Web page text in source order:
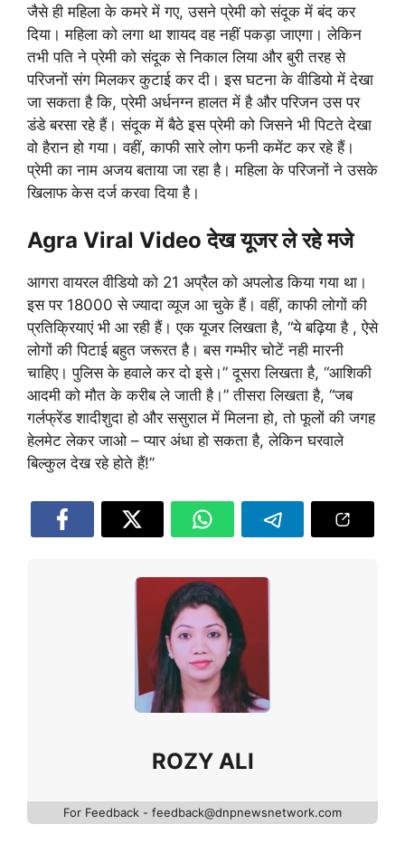
जैसे ही महिला के कमरे में गए, उसने प्रेमी को संदूक में बंद कर
दिया। महिला को लगा था शायद वह नहीं पकड़ा जाएगा। लेकिन
तभी पति ने प्रेमी को संदूक से निकाल लिया और बुरी तरह से
परिजनों संग मिलकर कुटाई कर दी। इस घटना के वीडियो में देखा
जा सकता है कि, प्रेमी अर्धनग्न हालत में है और परिजन उस पर
डंडे बरसा रहे हैं। संदूक में बैठे इस प्रेमी को जिसने भी पिटते देखा
वो हैरान हो गया। वहीं, काफी सारे लोग फनी कमेंट कर रहे हैं।
प्रेमी का नाम अजय बताया जा रहा है। महिला के परिजनों ने उसके
खिलाफ केस दर्ज करवा दिया है।
Agra Viral Video देख यूजर ले रहे मजे
आगरा वायरल वीडियो को 21 अप्रैल को अपलोड किया गया था।
इस पर 18000 से ज्यादा व्यूज आ चुके हैं। वहीं, काफी लोगों की
प्रतिक्रियाएं भी आ रही हैं। एक यूजर लिखता है, “ये बढ़िया है , ऐसे
लोगों की पिटाई बहुत जरूरत है। बस गम्भीर चोटें नही मारनी
चाहिए। पुलिस के हवाले कर दो इसे।” दूसरा लिखता है, “आशिकी
आदमी को मौत के करीब ले जाती है।” तीसरा लिखता है, “जब
गर्लफ्रेंड शादीशुदा हो और ससुराल में मिलना हो, तो फूलों की जगह
हेलमेट लेकर जाओ – प्यार अंधा हो सकता है, लेकिन घरवाले
बिल्कुल देख रहे होते हैं!”
ROZY ALI
For Feedback - feedback@dnpnewsnetwork.com